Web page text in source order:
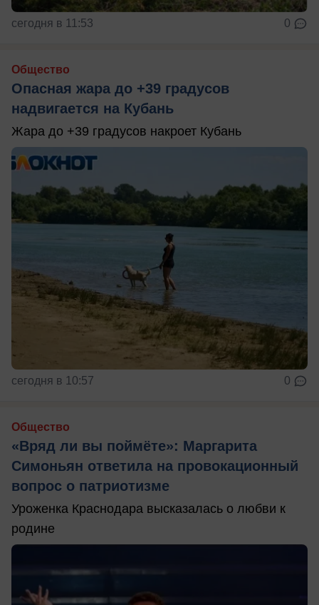
сегодня в 11:53 0
Общество
Опасная жара до +39 градусов
надвигается на Кубань
Жара до +39 градусов накроет Кубань
сегодня в 10:57 0
Общество
«Вряд ли вы поймёте»: Маргарита
Симоньян ответила на провокационный
вопрос о патриотизме
Уроженка Краснодара высказалась о любви к
родине